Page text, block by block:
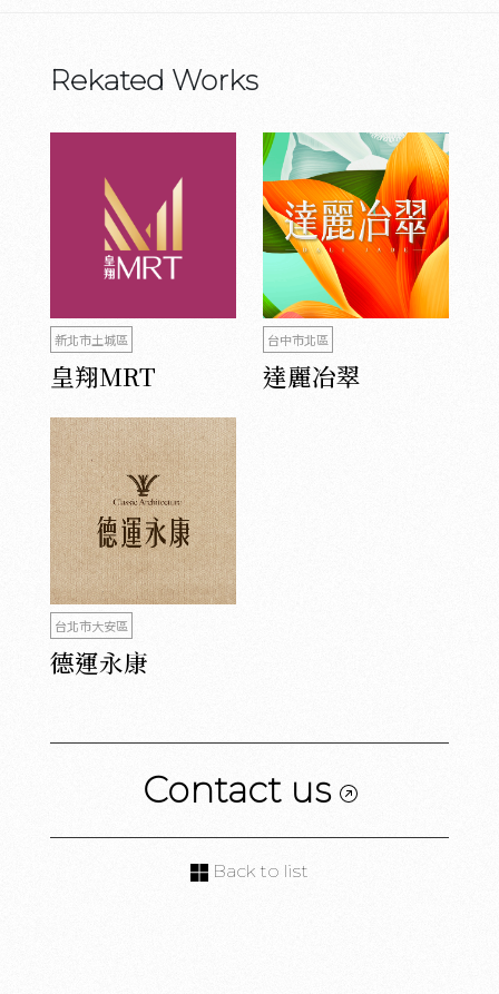
Rekated Works
新北市土城區
皇翔MRT
台中市北區
達麗冶翠
台北市大安區
德運永康
Contact us
Back to list